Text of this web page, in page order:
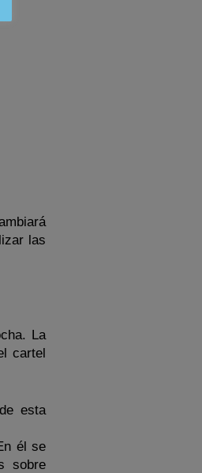
las
La
cartel
esta
él se
sobre